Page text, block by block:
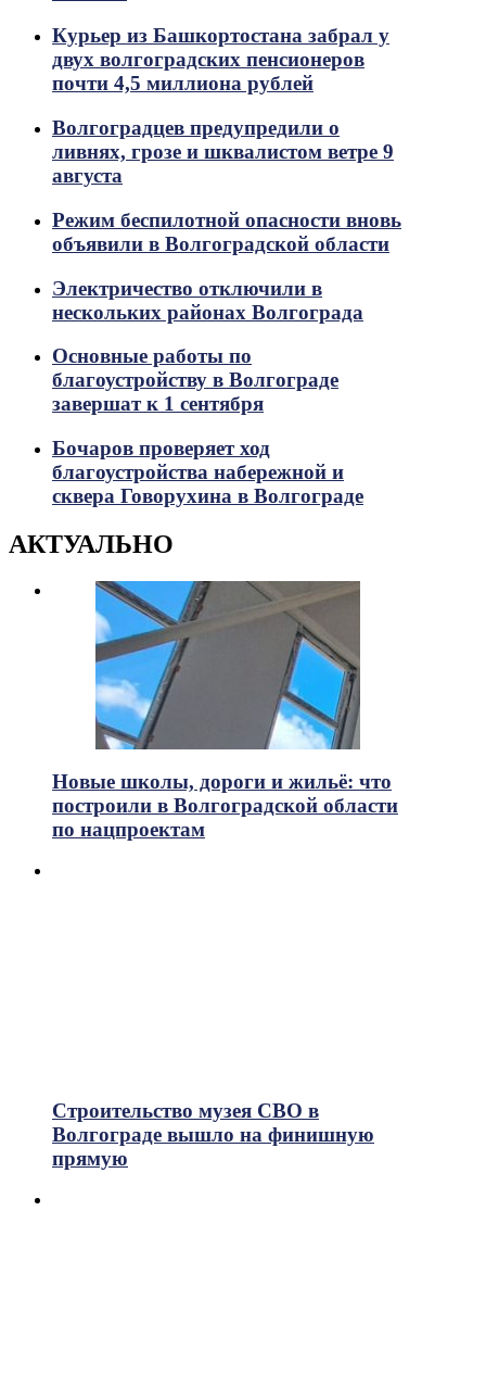
Курьер из Башкортостана забрал у
двух волгоградских пенсионеров
почти 4,5 миллиона рублей
Волгоградцев предупредили о
ливнях, грозе и шквалистом ветре 9
августа
Режим беспилотной опасности вновь
объявили в Волгоградской области
Электричество отключили в
нескольких районах Волгограда
Основные работы по
благоустройству в Волгограде
завершат к 1 сентября
Бочаров проверяет ход
благоустройства набережной и
сквера Говорухина в Волгограде
АКТУАЛЬНО
Новые школы, дороги и жильё: что
построили в Волгоградской области
по нацпроектам
Строительство музея СВО в
Волгограде вышло на финишную
прямую